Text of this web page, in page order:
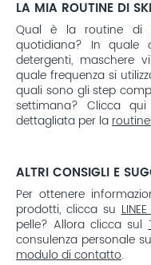
LA MIA ROUTINE DI
Qual è la routine di
quotidiana? In quale
detergenti, maschere
quale frequenza si
quali sono gli step
settimana? Clicca
dettagliata per la
ALTRI CONSIGLI E
Per ottenere
prodotti, clicca su
pelle? Allora clicca sul
consulenza personale
modulo di contatto.